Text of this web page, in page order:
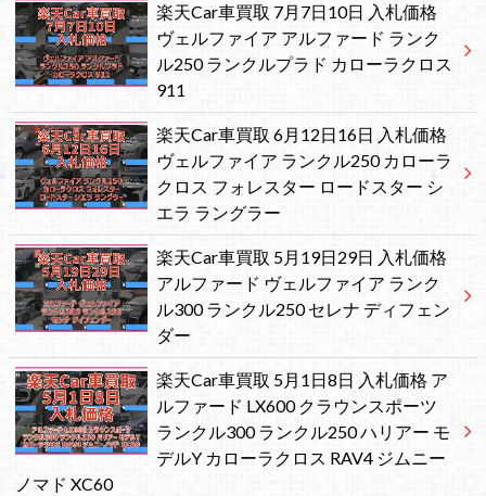
楽天Car車買取 7月7日10日 入札価格
ヴェルファイア アルファード ランク
ル250 ランクルプラド カローラクロス
911
楽天Car車買取 6月12日16日 入札価格
ヴェルファイア ランクル250 カローラ
クロス フォレスター ロードスター シ
エラ ラングラー
楽天Car車買取 5月19日29日 入札価格
アルファード ヴェルファイア ランク
ル300 ランクル250 セレナ ディフェン
ダー
楽天Car車買取 5月1日8日 入札価格 ア
ルファード LX600 クラウンスポーツ
ランクル300 ランクル250 ハリアー モ
デルY カローラクロス RAV4 ジムニー
ノマド XC60